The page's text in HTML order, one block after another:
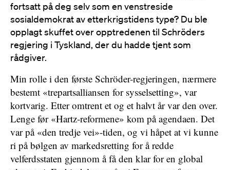
fortsatt på deg selv som en venstreside
sosialdemokrat av etterkrigstidens type? Du ble
opplagt skuffet over opptredenen til Schröders
regjering i Tyskland, der du hadde tjent som
rådgiver.
Min rolle i den første Schröder-regjeringen, nærmere
bestemt «trepartsalliansen for sysselsetting», var
kortvarig. Etter omtrent et og et halvt år var den over.
Lenge før «Hartz-reformene» kom på agendaen. Det
var på «den tredje vei»-tiden, og vi håpet at vi kunne
ri på bølgen av markedsretting for å redde
velferdsstaten gjennom å få den klar for en global